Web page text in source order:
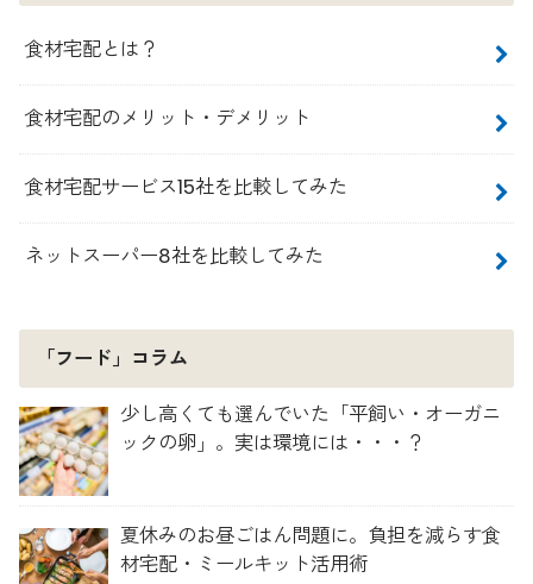
食材宅配とは？
食材宅配のメリット・デメリット
食材宅配サービス15社を比較してみた
ネットスーパー8社を比較してみた
「フード」コラム
少し高くても選んでいた「平飼い・オーガニ
ックの卵」。実は環境には・・・？
夏休みのお昼ごはん問題に。負担を減らす食
材宅配・ミールキット活用術